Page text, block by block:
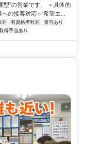
型”の営業です。 ＜具体的
の接客対応 ✅希望エ...
迎 有資格者歓迎
賞与あり
得手当あり